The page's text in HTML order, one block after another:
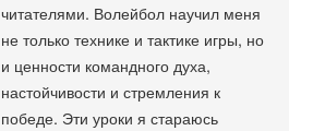
читателями. Волейбол научил меня
не только технике и тактике игры, но
и ценности командного духа,
настойчивости и стремления к
победе. Эти уроки я стараюсь